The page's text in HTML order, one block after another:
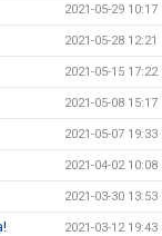
2021-05-29 10:17
2021-05-28 12:21
2021-05-15 17:22
2021-05-08 15:17
2021-05-07 19:33
2021-04-02 10:08
2021-03-30 13:53
2021-03-12 19:43